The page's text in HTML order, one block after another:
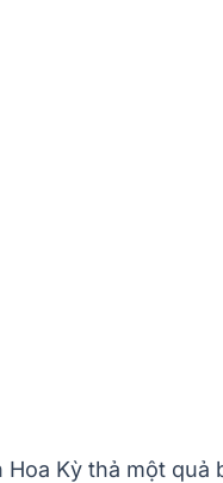
Kỳ thả một quả